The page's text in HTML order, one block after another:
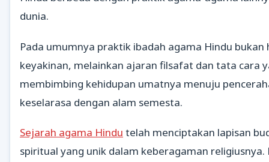
dunia.
Pada umumnya praktik ibadah agama Hindu bukan
keyakinan, melainkan ajaran filsafat dan tata cara
membimbing kehidupan umatnya menuju
keselarasa dengan alam semesta.
Sejarah agama Hindu telah menciptakan lapisan
spiritual yang unik dalam keberagaman religiusnya.